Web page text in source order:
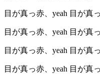
目が真っ赤、yeah 目が真
目が真っ赤、yeah 目が真
目が真っ赤、yeah 目が真
目が真っ赤、yeah 目が真